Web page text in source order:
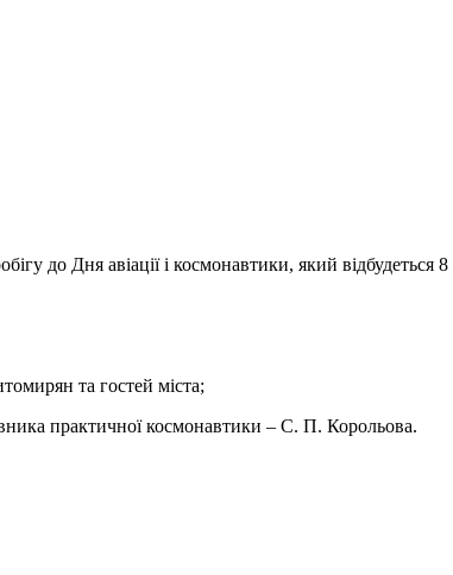
до Дня авіації і космонавтики, який відбудеться
та гостей міста;
практичної космонавтики – С. П. Корольова.